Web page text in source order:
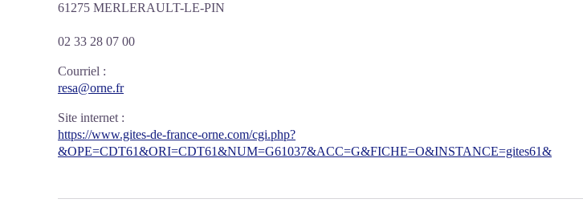
61275 MERLERAULT-LE-PIN
02 33 28 07 00
Courriel :
resa@orne.fr
Site internet :
https://www.gites-de-france-orne.com/cgi.php?
&OPE=CDT61&ORI=CDT61&NUM=G61037&ACC=G&FICHE=O&INSTANCE=gites61&